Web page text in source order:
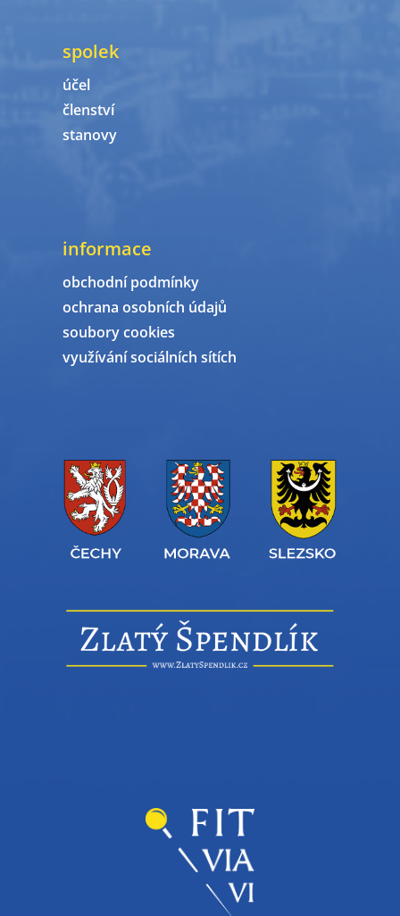
spolek
účel
členství
stanovy
informace
obchodní podmínky
ochrana osobních údajů
soubory cookies
využívání sociálních sítích